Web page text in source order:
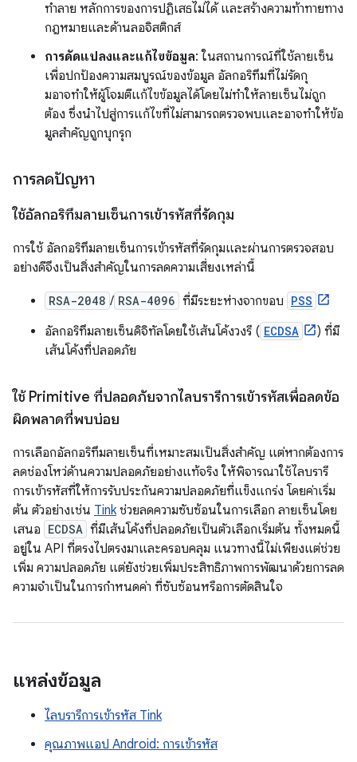
ทำลาย หลักการของการปฏิเสธไม่ได้ และสร้างความท้าทายทาง
กฎหมายและด้านลอจิสติกส์
การดัดแปลงและแก้ไขข้อมูล: ในสถานการณ์ที่ใช้ลายเซ็น
เพื่อปกป้องความสมบูรณ์ของข้อมูล อัลกอริทึมที่ไม่รัดกุ
มอาจทําให้ผู้โจมตีแก้ไขข้อมูลได้โดยไม่ทําให้ลายเซ็นไม่ถูก
ต้อง ซึ่งนําไปสู่การแก้ไขที่ไม่สามารถตรวจพบและอาจทําให้ข้อ
มูลสําคัญถูกบุกรุก
การลดปัญหา
ใช้อัลกอริทึมลายเซ็นการเข้ารหัสที่รัดกุม
การใช้ อัลกอริทึมลายเซ็นการเข้ารหัสที่รัดกุมและผ่านการตรวจสอบ
อย่างดีจึงเป็นสิ่งสำคัญในการลดความเสี่ยงเหล่านี้
RSA-2048 / RSA-4096 ที่มีระยะห่างจากขอบ PSS
อัลกอริทึมลายเซ็นดิจิทัลโดยใช้เส้นโค้งวงรี ( ECDSA
) ที่มี
เส้นโค้งที่ปลอดภัย
ใช้ Primitive ที่ปลอดภัยจากไลบรารีการเข้ารหัสเพื่อลดข้อ
ผิดพลาดที่พบบ่อย
การเลือกอัลกอริทึมลายเซ็นที่เหมาะสมเป็นสิ่งสำคัญ แต่หากต้องการ
ลดช่องโหว่ด้านความปลอดภัยอย่างแท้จริง ให้พิจารณาใช้ไลบรารี
การเข้ารหัสที่ให้การรับประกันความปลอดภัยที่แข็งแกร่ง โดยค่าเริ่ม
ต้น ตัวอย่างเช่น Tinkช่วยลดความซับซ้อนในการเลือก ลายเซ็นโดย
เสนอ ECDSA ที่มีเส้นโค้งที่ปลอดภัยเป็นตัวเลือกเริ่มต้น ทั้งหมดนี้
อยู่ใน API ที่ตรงไปตรงมาและครอบคลุม แนวทางนี้ไม่เพียงแต่ช่วย
เพิ่ม ความปลอดภัย แต่ยังช่วยเพิ่มประสิทธิภาพการพัฒนาด้วยการลด
ความจำเป็นในการกำหนดค่า ที่ซับซ้อนหรือการตัดสินใจ
แหล่งข้อมูล
ไลบรารีการเข้ารหัส Tink
คุณภาพแอป Android: การเข้ารหัส